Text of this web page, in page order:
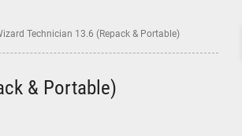
Technician 13.6 (Repack & Portable)
& Portable)